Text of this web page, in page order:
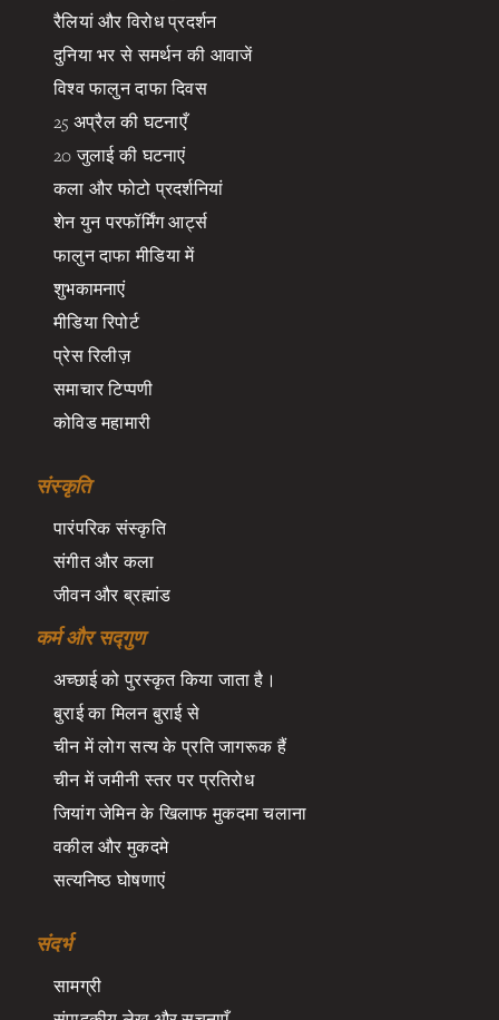
रैलियां और विरोध प्रदर्शन
दुनिया भर से समर्थन की आवाजें
विश्व फालुन दाफा दिवस
25 अप्रैल की घटनाएँ
20 जुलाई की घटनाएं
कला और फोटो प्रदर्शनियां
शेन युन परफॉर्मिंग आर्ट्स
फालुन दाफा मीडिया में
शुभकामनाएं
मीडिया रिपोर्ट
प्रेस रिलीज़
समाचार टिप्पणी
कोविड महामारी
संस्कृति
पारंपरिक संस्कृति
संगीत और कला
जीवन और ब्रह्मांड
कर्म और सद्गुण
अच्छाई को पुरस्कृत किया जाता है।
बुराई का मिलन बुराई से
चीन में लोग सत्य के प्रति जागरूक हैं
चीन में जमीनी स्तर पर प्रतिरोध
जियांग जेमिन के खिलाफ मुकदमा चलाना
वकील और मुकदमे
सत्यनिष्ठ घोषणाएं
संदर्भ
सामग्री